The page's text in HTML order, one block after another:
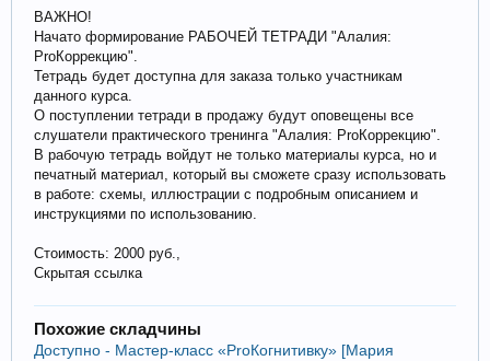
ВАЖНО!
Начато формирование РАБОЧЕЙ ТЕТРАДИ "Алалия:
ProКоррекцию".
Тетрадь будет доступна для заказа только участникам
данного курса.
О поступлении тетради в продажу будут оповещены все
слушатели практического тренинга "Алалия: ProКоррекцию".
В рабочую тетрадь войдут не только материалы курса, но и
печатный материал, который вы сможете сразу использовать
в работе: схемы, иллюстрации с подробным описанием и
инструкциями по использованию.
Стоимость: 2000 руб.,
Скрытая ссылка
Похожие складчины
Доступно - Мастер-класс «ProКогнитивку» [Мария